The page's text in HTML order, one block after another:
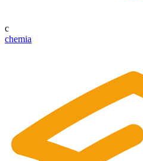
c
chemia